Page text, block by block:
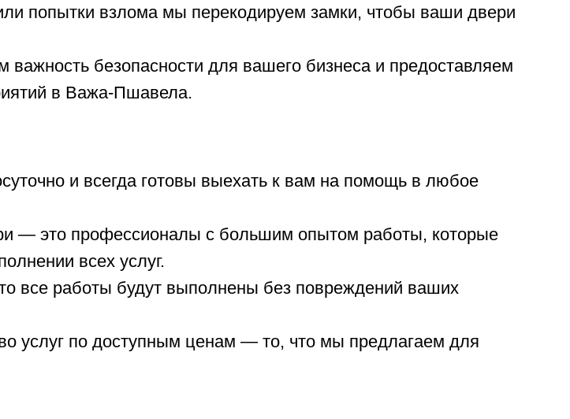
попытки взлома мы перекодируем замки, чтобы ваши двери
безопасности для вашего бизнеса и предоставляем
в Важа-Пшавела.
и всегда готовы выехать к вам на помощь в любое
— это профессионалы с большим опытом работы, которые
всех услуг.
все работы будут выполнены без повреждений ваших
услуг по доступным ценам — то, что мы предлагаем для